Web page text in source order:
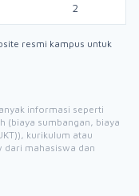
2
resmi kampus untuk
informasi seperti
(biaya sumbangan, biaya
kurikulum atau
dari mahasiswa dan